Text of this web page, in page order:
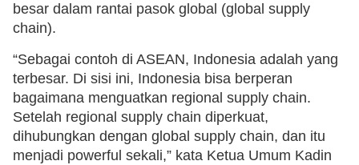
besar dalam rantai pasok global (global supply
chain).
“Sebagai contoh di ASEAN, Indonesia adalah yang
terbesar. Di sisi ini, Indonesia bisa berperan
bagaimana menguatkan regional supply chain.
Setelah regional supply chain diperkuat,
dihubungkan dengan global supply chain, dan itu
menjadi powerful sekali,” kata Ketua Umum Kadin